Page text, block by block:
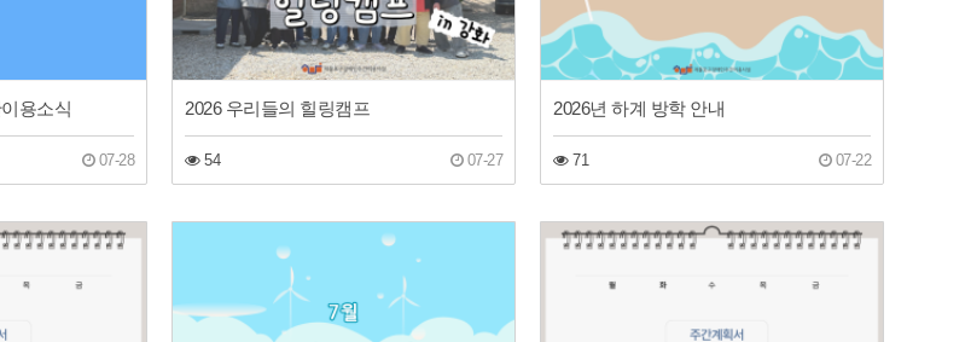
용소식
07-28
2026 우리들의 힐링캠프
54 07-27
2026년 하계 방학 안내
71 07-22